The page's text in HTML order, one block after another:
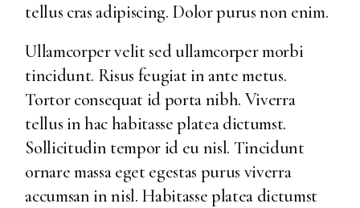
tellus cras adipiscing. Dolor purus non enim.
Ullamcorper velit sed ullamcorper morbi
tincidunt. Risus feugiat in ante metus.
Tortor consequat id porta nibh. Viverra
tellus in hac habitasse platea dictumst.
Sollicitudin tempor id eu nisl. Tincidunt
ornare massa eget egestas purus viverra
accumsan in nisl. Habitasse platea dictumst